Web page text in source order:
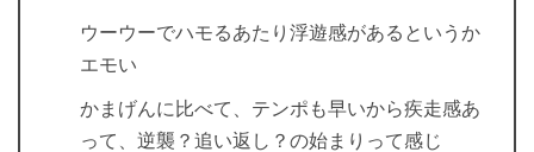
ウーウーでハモるあたり浮遊感があるというか
エモい
かまげんに比べて、テンポも早いから疾走感あ
って、逆襲？追い返し？の始まりって感じ